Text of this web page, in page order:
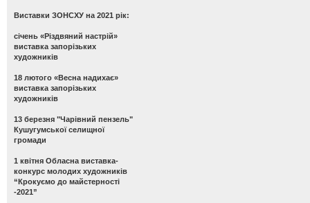
Виставки ЗОНСХУ на 2021 рік:
січень «Різдвяний настрій»
виставка запорізьких
художників
18 лютого «Весна надихає»
виставка запорізьких
художників
13 березня "Чарівний пензель"
Кушугумської селищної
громади
1 квітня Обласна виставка-
конкурс молодих художників
“Крокуємо до майстерності
-2021”